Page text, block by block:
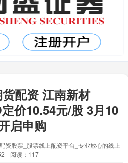
配资 江南新材
价10.54元/股 3月10
启申购
资股票_股票线上配资平台_专业放心的线上
阅读：117